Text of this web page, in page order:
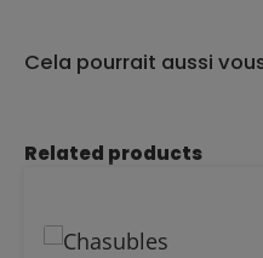
Cela pourrait aussi
Ignorer la galerie de
Related products